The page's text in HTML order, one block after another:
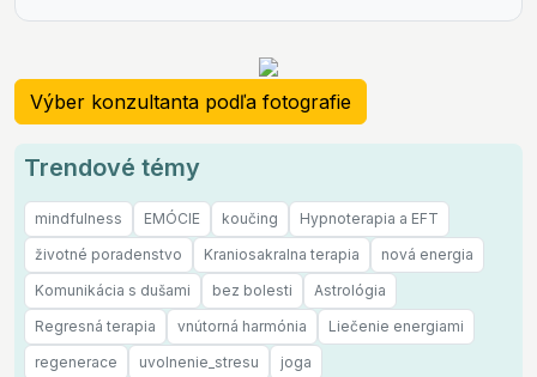
Výber konzultanta podľa fotografie
Trendové témy
mindfulness EMÓCIE koučing
Hypnoterapia a EFT
životné poradenstvo
Kraniosakralna terapia
nová energia
Komunikácia s dušami
bez bolesti
Astrológia
Regresná terapia
vnútorná harmónia
Liečenie energiami
regenerace
uvolnenie_stresu
joga